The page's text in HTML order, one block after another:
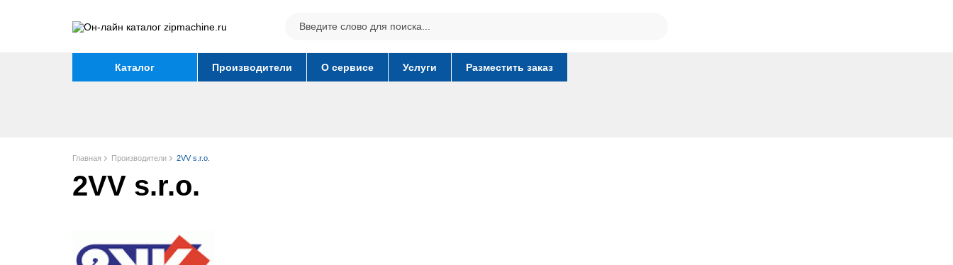
Каталог Производители О сервисе Услуги Разместить заказ
Главная Производители 2VV s.r.o.
2VV s.r.o.